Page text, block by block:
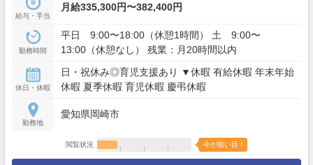
給与・手当
月給335,300円〜382,400円
勤務時間
平日 9:00〜18:00（休憩1時間） 土 9:00〜
13:00（休憩なし） 残業：月20時間以内
休日・休暇
日・祝休み◎育児支援あり ▼休暇 有給休暇 年末年始
休暇 夏季休暇 育児休暇 慶弔休暇
勤務地
愛知県岡崎市
閲覧状況 今が狙い目！